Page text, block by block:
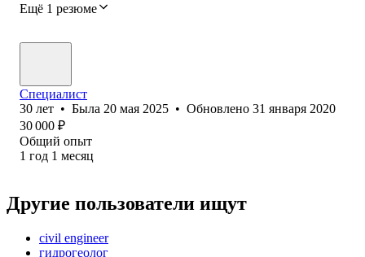
Ещё 1 резюме
Специалист
30 лет • Была 20 мая 2025 • Обновлено 31 января 2020
30 000 ₽
Общий опыт
1 год 1 месяц
Другие пользователи ищут
civil engineer
гидрогеолог